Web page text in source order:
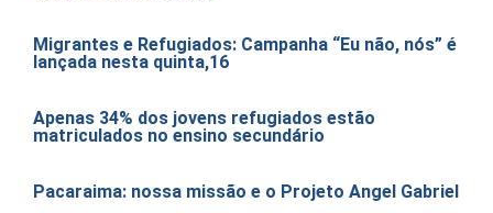
Migrantes e Refugiados: Campanha “Eu não, nós” é
lançada nesta quinta,16
Apenas 34% dos jovens refugiados estão
matriculados no ensino secundário
Pacaraima: nossa missão e o Projeto Angel Gabriel